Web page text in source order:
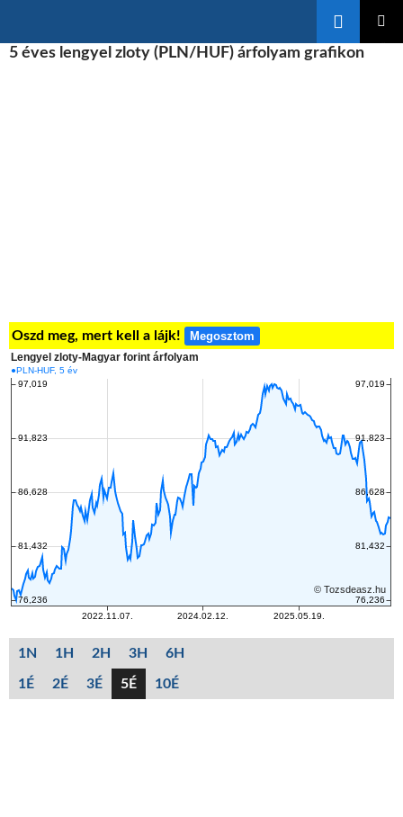
A
5 éves lengyel zloty (PLN/HUF) árfolyam grafikon
Oszd meg, mert kell a lájk! Megosztom
1N 1H 2H 3H 6H
1É 2É 3É 5É 10É